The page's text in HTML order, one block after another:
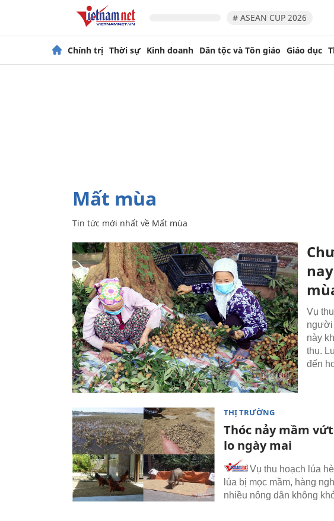
# ASEAN CUP 2026
Chính trị Thời sự Kinh doanh Dân tộc và Tôn giáo Giáo dục
Mất mùa
Tin tức mới nhất về Mất mùa
Vụ
người
này
thụ.
đến
THỊ TRƯỜNG
Thóc nảy mầm
lo ngày mai
Vụ thu hoạch lúa
lúa bị mọc mầm, hàng
nhiều nông dân không